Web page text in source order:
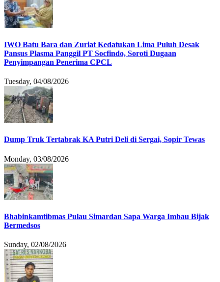
IWO Batu Bara dan Zuriat Kedatukan Lima Puluh Desak
Pansus Plasma Panggil PT Socfindo, Soroti Dugaan
Penyimpangan Penerima CPCL
Tuesday, 04/08/2026
Dump Truk Tertabrak KA Putri Deli di Sergai, Sopir Tewas
Monday, 03/08/2026
Bhabinkamtibmas Pulau Simardan Sapa Warga Imbau Bijak
Bermedsos
Sunday, 02/08/2026